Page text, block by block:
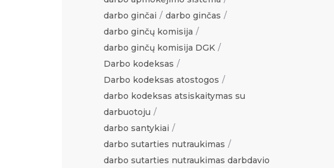
darbo ginčai
darbo ginčas
darbo ginčų komisija
darbo ginčų komisija DGK
Darbo kodeksas
Darbo kodeksas atostogos
darbo kodeksas atsiskaitymas su
darbuotoju
darbo santykiai
darbo sutarties nutraukimas
darbo sutarties nutraukimas darbdavio